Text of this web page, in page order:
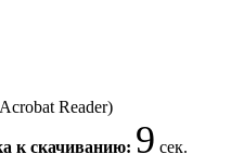
Reader)
к скачиванию: 9 сек.